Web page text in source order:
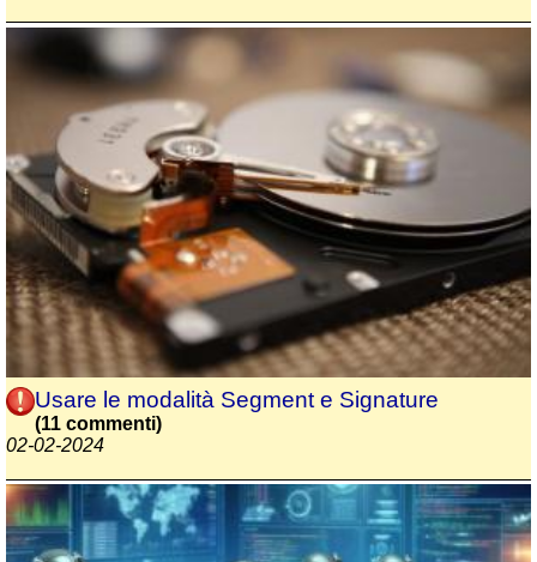
Usare le modalità Segment e Signature
(11 commenti)
02-02-2024